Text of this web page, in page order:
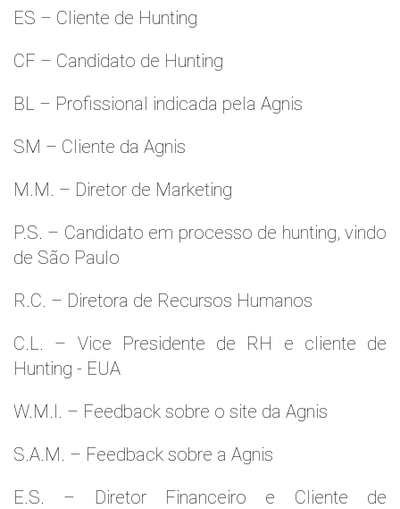
ES – Cliente de Hunting
CF – Candidato de Hunting
BL – Profissional indicada pela Agnis
SM – Cliente da Agnis
M.M. – Diretor de Marketing
P.S. – Candidato em processo de hunting, vindo
de São Paulo
R.C. – Diretora de Recursos Humanos
C.L. – Vice Presidente de RH e cliente de
Hunting - EUA
W.M.l. – Feedback sobre o site da Agnis
S.A.M. – Feedback sobre a Agnis
E.S. – Diretor Financeiro e Cliente de